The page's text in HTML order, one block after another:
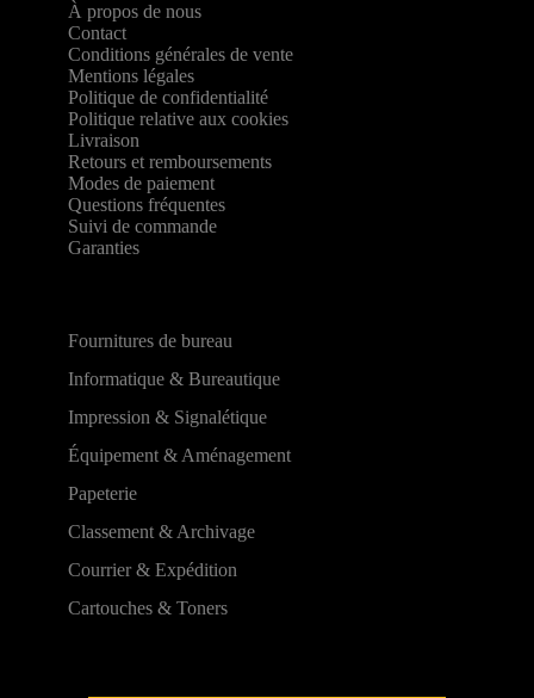
À propos de nous
Contact
Conditions générales de vente
Mentions légales
Politique de confidentialité
Politique relative aux cookies
Livraison
Retours et remboursements
Modes de paiement
Questions fréquentes
Suivi de commande
Garanties
Fournitures de bureau
Informatique & Bureautique
Impression & Signalétique
Équipement & Aménagement
Papeterie
Classement & Archivage
Courrier & Expédition
Cartouches & Toners